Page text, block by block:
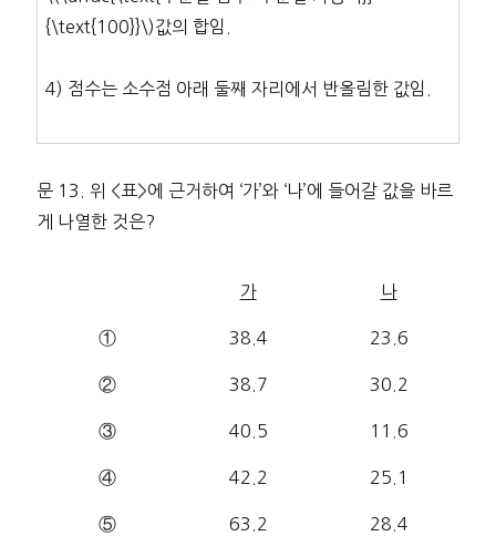
{\text{100}}\)값의 합임.
4) 점수는 소수점 아래 둘째 자리에서 반올림한 값임.
문 13. 위 <표>에 근거하여 ‘가’와 ‘나’에 들어갈 값을 바르
게 나열한 것은?
가 나
① 38.4 23.6
② 38.7 30.2
③ 40.5 11.6
④ 42.2 25.1
⑤ 63.2 28.4